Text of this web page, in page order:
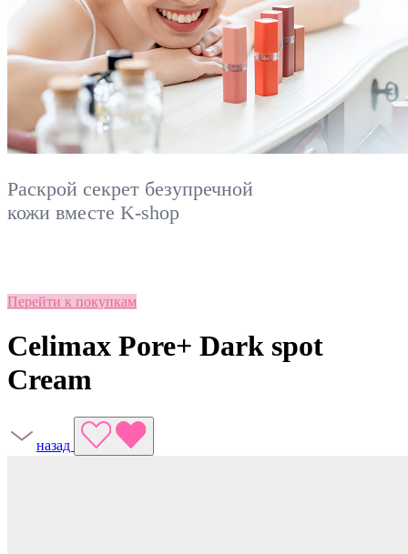
Раскрой секрет безупречной
кожи вместе K-shop
Перейти к покупкам
Celimax Pore+ Dark spot
Cream
назад